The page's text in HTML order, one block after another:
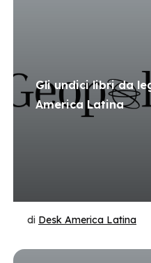
Gli undici libri da
America Latina
di Desk America Latina